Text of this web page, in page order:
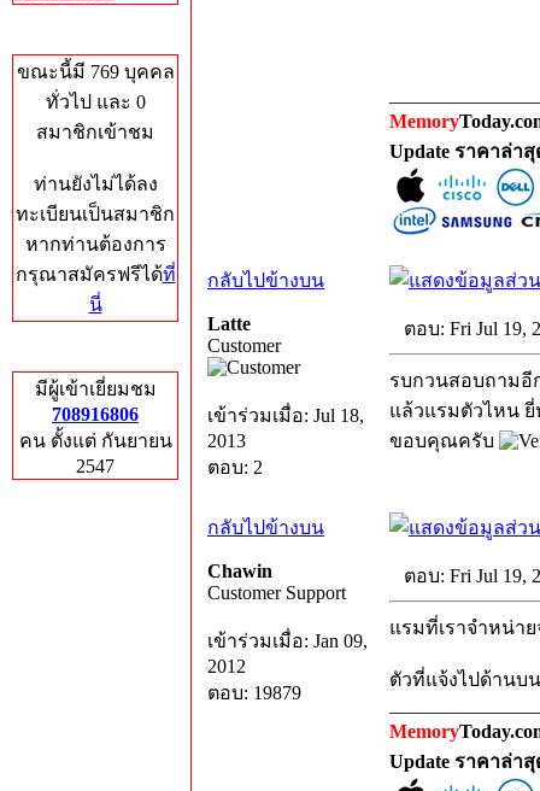
ขณะนี้มี 769 บุคคล
ทั่วไป และ 0
สมาชิกเข้าชม
ท่านยังไม่ได้ลง
ทะเบียนเป็นสมาชิก
หากท่านต้องการ
กรุณาสมัครฟรีได้ที่
นี่
มีผู้เข้าเยี่ยมชม
708916806
คน ตั้งแต่ กันยายน
2547
Memory
Update ราคาล่า
กลับไปข้างบน
Latte
Customer
เข้าร่วมเมื่อ: Jul 18,
2013
ตอบ: 2
ตอบ: Fri Jul 19,
รบกวนสอบถามอี
แล้วแรมตัวไหน
ขอบคุณครับ
กลับไปข้างบน
Chawin
Customer Support
เข้าร่วมเมื่อ: Jan 09,
2012
ตอบ: 19879
ตอบ: Fri Jul 19,
แรมที่เราจำหน่าย
ตัวที่แจ้งไปด้านบน
Memory
Update ราคาล่า